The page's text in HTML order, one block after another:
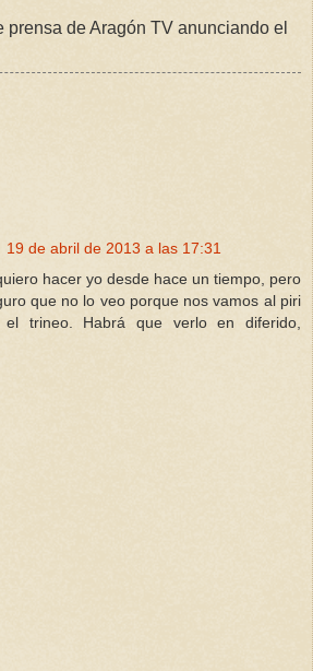
prensa de Aragón TV anunciando el
19 de abril de 2013 a las 17:31
hacer yo desde hace un tiempo, pero
que no lo veo porque nos vamos al piri
trineo. Habrá que verlo en diferido,